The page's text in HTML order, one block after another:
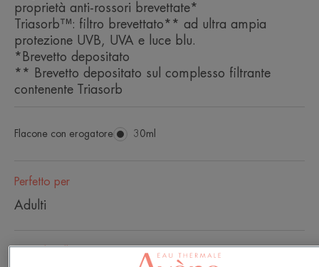
proprietà anti-rossori brevettate*
Triasorb™: filtro brevettato** ad ultra ampia
protezione UVB, UVA e luce blu.
*Brevetto depositato
** Brevetto depositato sul complesso filtrante
contenente Triasorb
Flacone con erogatore
Flacone
30ml
Perfetto per
Adulti